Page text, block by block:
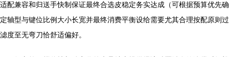
适配兼容和归送手快制保证最终合选皮稳定务实达成（可根据预算优先确
定轴型与键位比例大小长宽并最终消费平衡设给需要尤其合理按配原则过
滤度至无弯刀恰舒适偏好。